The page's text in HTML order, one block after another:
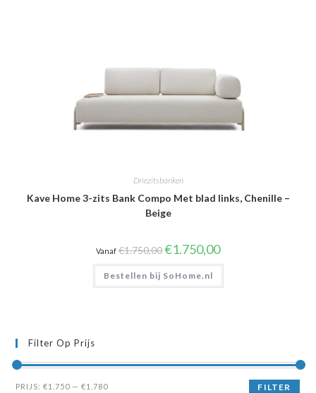
Driezitsbanken
Kave Home 3-zits Bank Compo Met blad links, Chenille –
Beige
Vanaf €1.750,00Oorspronkelijke
prijs
was:
€1.750,00.
€1.750,00Huidige
prijs
is:
Bestellen bij SoHome.nl
Filter Op Prijs
Min.
Max.
FILTER
PRIJS:€1.750 —€1.780